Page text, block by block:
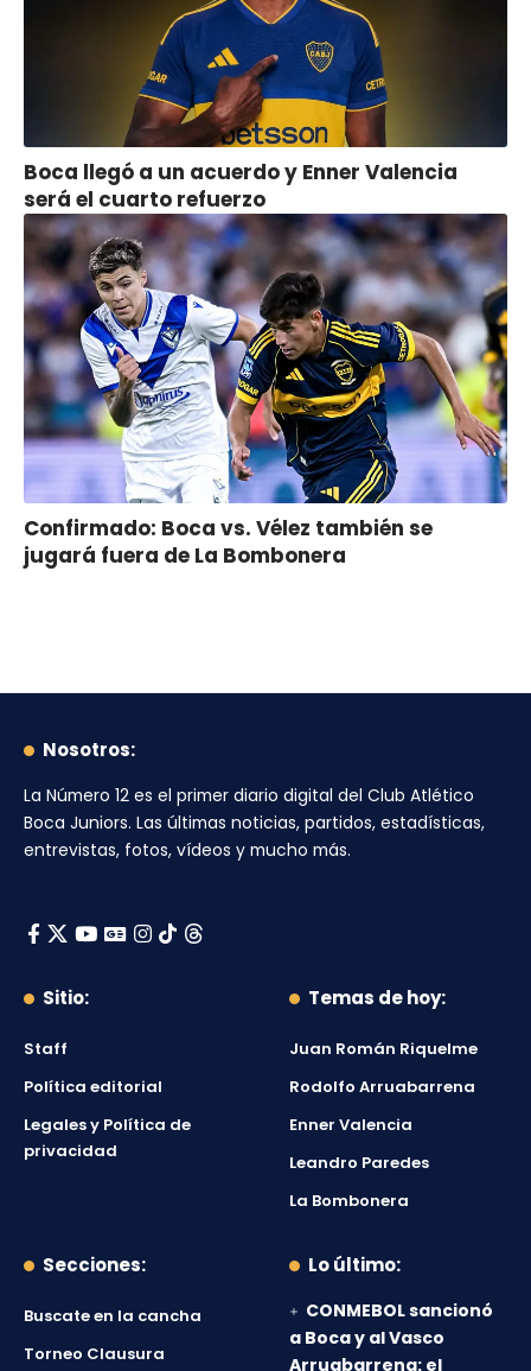
Boca llegó a un acuerdo y Enner Valencia
será el cuarto refuerzo
Confirmado: Boca vs. Vélez también se
jugará fuera de La Bombonera
Nosotros:
La Número 12 es el primer diario digital del Club Atlético
Boca Juniors. Las últimas noticias, partidos, estadísticas,
entrevistas, fotos, vídeos y mucho más.
Sitio:
Staff
Política editorial
Legales y Política de
privacidad
Temas de hoy:
Juan Román Riquelme
Rodolfo Arruabarrena
Enner Valencia
Leandro Paredes
La Bombonera
Secciones:
Buscate en la cancha
Torneo Clausura
Lo último:
CONMEBOL sancionó
a Boca y al Vasco
Arruabarrena: el